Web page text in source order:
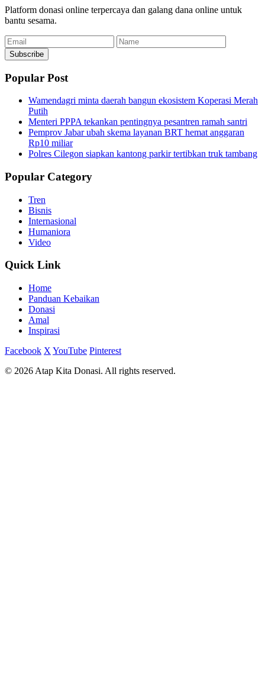
Platform donasi online terpercaya dan galang dana online untuk
bantu sesama.
Email
Name
Subscribe
Popular Post
Wamendagri minta daerah bangun ekosistem Koperasi Merah
Putih
Menteri PPPA tekankan pentingnya pesantren ramah santri
Pemprov Jabar ubah skema layanan BRT hemat anggaran
Rp10 miliar
Polres Cilegon siapkan kantong parkir tertibkan truk tambang
Popular Category
Tren
Bisnis
Internasional
Humaniora
Video
Quick Link
Home
Panduan Kebaikan
Donasi
Amal
Inspirasi
Facebook X YouTube Pinterest
© 2026 Atap Kita Donasi. All rights reserved.